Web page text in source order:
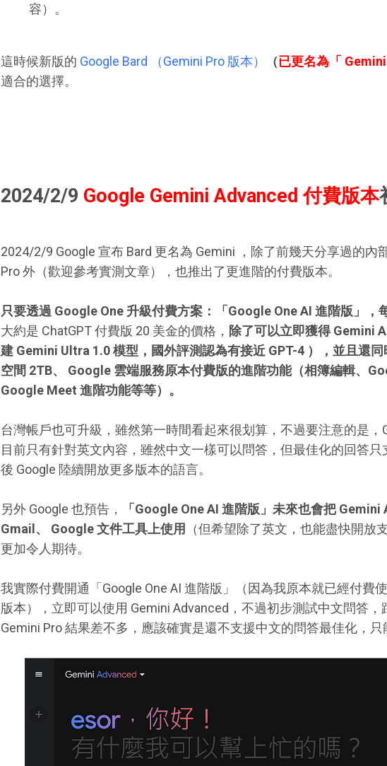
容）。
這時候新版的 Google Bard （Gemini Pro 版本） （已更名為「 Gemini
適合的選擇。
2024/2/9 Google Gemini Advanced 付費版本
2024/2/9 Google 宣布 Bard 更名為 Gemini ，除了前幾天分享過的內
Pro 外（歡迎參考實測文章），也推出了更進階的付費版本。
只要透過 Google One 升級付費方案：「Google One AI 進階版」，
大約是 ChatGPT 付費版 20 美金的價格， 除了可以立即獲得 Gemini
建 Gemini Ultra 1.0 模型，國外評測認為有接近 GPT-4 ），並且還
空間 2TB、 Google 雲端服務原本付費版的進階功能（相簿編輯、
Google Meet 進階功能等等）。
台灣帳戶也可升級，雖然第一時間看起來很划算，不過要注意的是，
目前只有針對英文內容，雖然中文一樣可以問答，但最佳化的回答只
後 Google 陸續開放更多版本的語言。
另外 Google 也預告，
「Google One AI 進階版」未來也會把
Gmail、 Google 文件工具上使用 （但希望除了英文，也能盡快開放
更加令人期待。
我實際付費開通「Google One AI 進階版」（因為我原本就已經付費
版本），立即可以使用 Gemini Advanced，不過初步測試中文問答，
Gemini Pro 結果差不多，應該確實是還不支援中文的問答最佳化，只